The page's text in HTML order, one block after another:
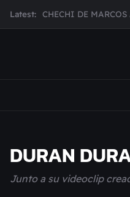
Latest: CHECHI DE
MUJER CEBRA
DURAN
Junto a su videoclip